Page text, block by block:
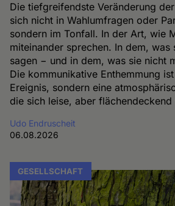
Die tiefgreifendste Veränderung
sich nicht in Wahlumfragen oder
sondern im Tonfall. In der Art, wie
miteinander sprechen. In dem, was
sagen − und in dem, was sie nicht
Die kommunikative Enthemmung
Ereignis, sondern eine
die sich leise, aber
Udo Endruscheit
06.08.2026
GESELLSCHAFT